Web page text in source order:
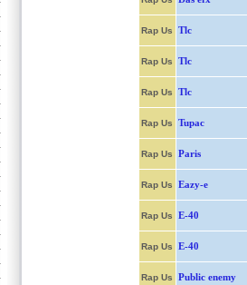
Rap Us Tlc
Rap Us Tlc
Rap Us Tlc
Rap Us Tupac
Rap Us Paris
Rap Us Eazy-e
Rap Us E-40
Rap Us E-40
Rap Us Public enemy